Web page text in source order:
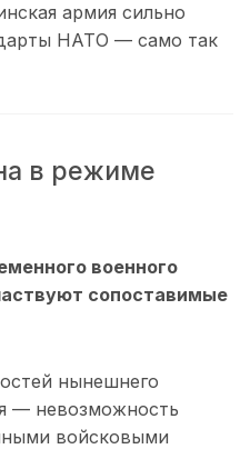
армия сильно
НАТО — само так
в режиме
военного
сопоставимые
нынешнего
— невозможность
войсковыми